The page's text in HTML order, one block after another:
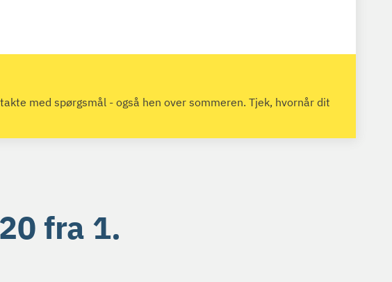
med spørgsmål - også hen over sommeren. Tjek, hvornår dit
fra 1.